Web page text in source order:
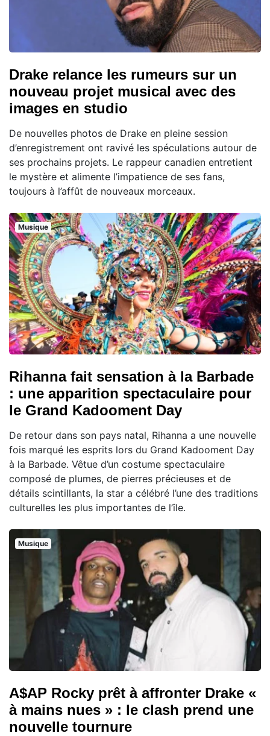
Drake relance les rumeurs sur un
nouveau projet musical avec des
images en studio
De nouvelles photos de Drake en pleine session
d’enregistrement ont ravivé les spéculations autour de
ses prochains projets. Le rappeur canadien entretient
le mystère et alimente l’impatience de ses fans,
toujours à l’affût de nouveaux morceaux.
Musique
Rihanna fait sensation à la Barbade
: une apparition spectaculaire pour
le Grand Kadooment Day
De retour dans son pays natal, Rihanna a une nouvelle
fois marqué les esprits lors du Grand Kadooment Day
à la Barbade. Vêtue d’un costume spectaculaire
composé de plumes, de pierres précieuses et de
détails scintillants, la star a célébré l’une des traditions
culturelles les plus importantes de l’île.
Musique
A$AP Rocky prêt à affronter Drake «
à mains nues » : le clash prend une
nouvelle tournure